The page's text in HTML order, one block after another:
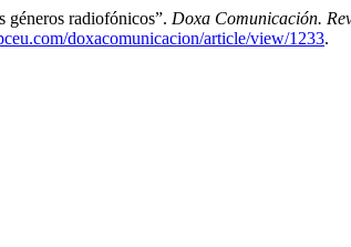
géneros radiofónicos”. Doxa Comunicación.
doxacomunicacion/article/view/1233.